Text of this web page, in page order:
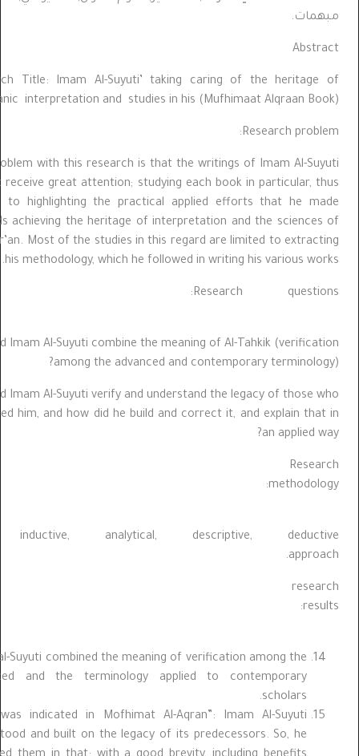
Research Title: Imam Al-Suyuti’ taking caring of the
Qur’anic interpretation and studies in his (Mufhimaat Alqraan
Research
The problem with this research is that the writings of Imam Al-
did not receive great attention; studying each book in particular,
helping to highlighting the practical applied efforts that he
towards achieving the heritage of interpretation and the
the Qur’an. Most of the studies in this regard are limited to
his methodology, which he followed in writing his various
Research questions:
How did Imam Al-Suyuti combine the meaning of Al-Tahkik
among the advanced and contemporary
How did Imam Al-Suyuti verify and understand the legacy of those
preceded him, and how did he build and correct it, and explain
an applied
methodology:
The inductive, analytical, descriptive,
Key
results:
Imam al-Suyuti combined the meaning of verification among the
advanced and the terminology applied to contemporary
scholars.
What was indicated in Mofhimat Al-Aqran”: Imam Al-Suyuti
understood and built on the legacy of its predecessors. So, he